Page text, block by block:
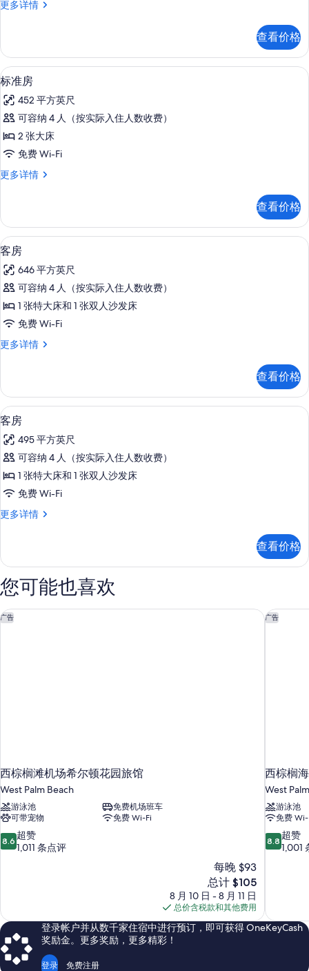
准
的
所
有
照
片
更多详情
特
准
房）
更
信
息
查看价格
显
示
标
准
房
所
照
片
高档床上用品、遮光窗帘、熨斗/熨衣
7
标准房
452 平方英尺
可容纳 4 人（按实际入住人数收费）
2 张大床
免费 Wi-Fi
更多详情
标
多
信
息
查看价格
显
示
客
房
的
有
片
高档床上用品、遮光窗帘、熨斗/熨衣
7
客房
646 平方英尺
可容纳 4 人（按实际入住人数收费）
1 张特大床和 1 张双人沙发床
免费 Wi-Fi
更多详情
客
信
息
查看价格
显
示
客
房
的
有
片
50-英寸液晶电视（配备有线频道）、
7
客房
495 平方英尺
可容纳 4 人（按实际入住人数收费）
1 张特大床和 1 张双人沙发床
免费 Wi-Fi
更多详情
客
信
息
查看价格
您可能也喜欢
广告
西棕榈滩机场希尔顿花园旅馆
West Palm Beach
游泳池
免费机场班车
可带宠物
免费 Wi-Fi
8.6
分，
1,011
条
点
评
8.6 超赞
1,011 条点评
每晚 $93
新
价
格
$105
总计 $105
8 月 10 日 - 8 月 11 日
总价含税款和其他费用
西棕榈滩机场希尔顿花园旅馆 广告
西棕榈
West
游泳池
免费
8.8
分，
1,001
条
8.8 超赞
1,001
西棕榈
登录帐户并从数千家住宿中进行预订，即可获得 OneKeyCash
奖励金。更多奖励，更多精彩！
登录 免费注册